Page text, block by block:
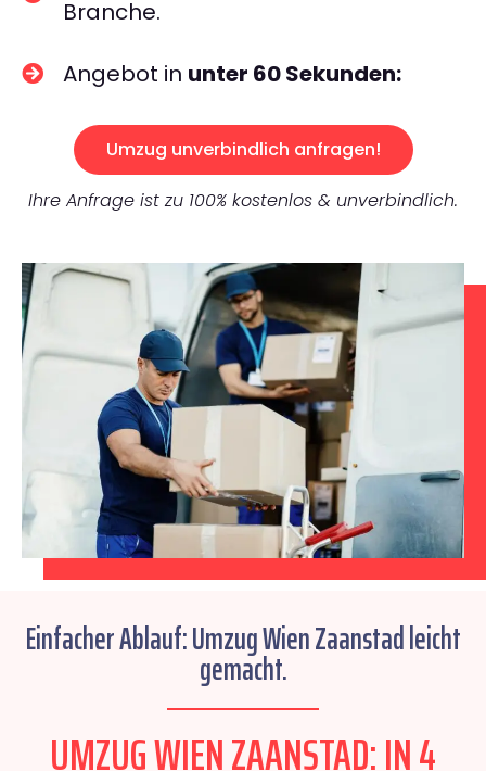
Branche.
Angebot in unter 60 Sekunden:
Umzug unverbindlich anfragen!
Ihre Anfrage ist zu 100% kostenlos & unverbindlich.
Einfacher Ablauf: Umzug Wien Zaanstad leicht
gemacht.
UMZUG WIEN ZAANSTAD: IN 4